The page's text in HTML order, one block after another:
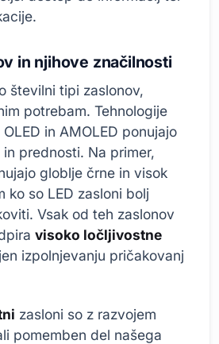
in njihove značilnosti
številni tipi zaslonov,
potrebam. Tehnologije
in AMOLED ponujajo
prednosti. Na primer,
globlje črne in visok
ko so LED zasloni bolj
Vsak od teh zaslonov
visoko ločljivostne
izpolnjevanju pričakovanj
zasloni so z razvojem
pomemben del našega